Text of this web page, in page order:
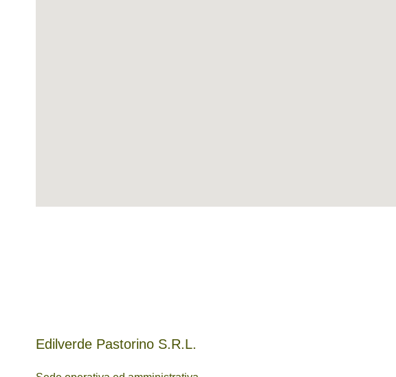
Edilverde Pastorino S.R.L.